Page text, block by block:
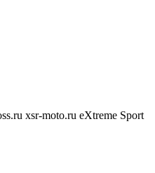
xsr-moto.ru eXtreme Sport